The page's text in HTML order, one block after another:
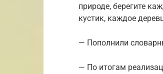
природе, берегите
кустик, каждое
— Пополнили
— По итогам